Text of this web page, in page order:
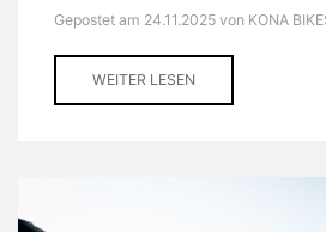
Gepostet am 24.11.2025 von KONA
WEITER LESEN